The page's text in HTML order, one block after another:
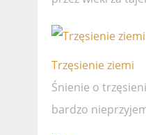
Trzęsienie ziemi
Śnienie o
bardzo